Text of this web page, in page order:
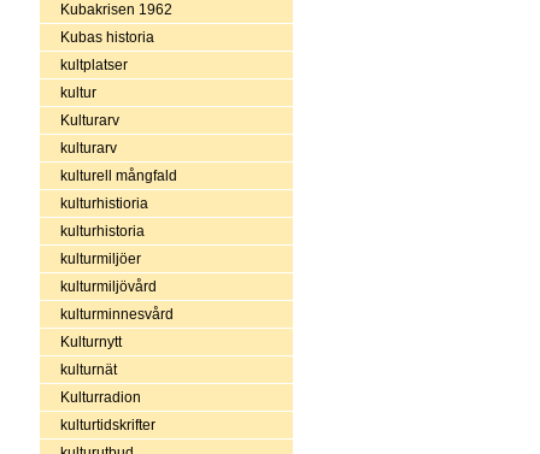
Kubakrisen 1962
Kubas historia
kultplatser
kultur
Kulturarv
kulturarv
kulturell mångfald
kulturhistioria
kulturhistoria
kulturmiljöer
kulturmiljövård
kulturminnesvård
Kulturnytt
kulturnät
Kulturradion
kulturtidskrifter